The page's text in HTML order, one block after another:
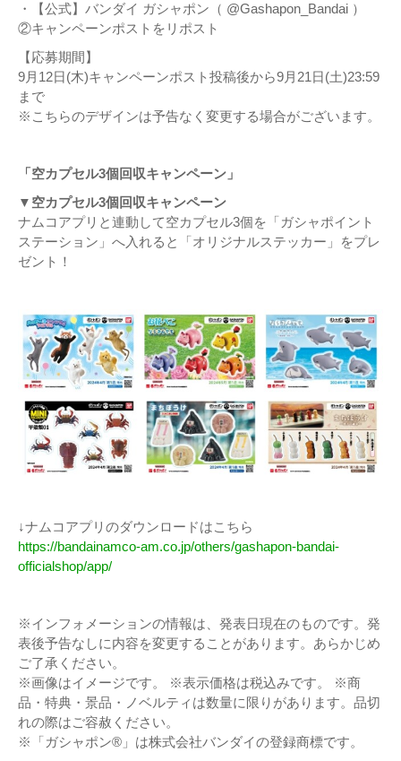
・【公式】バンダイ ガシャポン（ @Gashapon_Bandai ）
②キャンペーンポストをリポスト
【応募期間】
9月12日(木)キャンペーンポスト投稿後から9月21日(土)23:59
まで
※こちらのデザインは予告なく変更する場合がございます。
「空カプセル3個回収キャンペーン」
▼空カプセル3個回収キャンペーン
ナムコアプリと連動して空カプセル3個を「ガシャポイント
ステーション」へ入れると「オリジナルステッカー」をプレ
ゼント！
↓ナムコアプリのダウンロードはこちら
https://bandainamco-am.co.jp/others/gashapon-bandai-
officialshop/app/
※インフォメーションの情報は、発表日現在のものです。発
表後予告なしに内容を変更することがあります。あらかじめ
ご了承ください。
※画像はイメージです。 ※表示価格は税込みです。 ※商
品・特典・景品・ノベルティは数量に限りがあります。品切
れの際はご容赦ください。
※「ガシャポン®」は株式会社バンダイの登録商標です。